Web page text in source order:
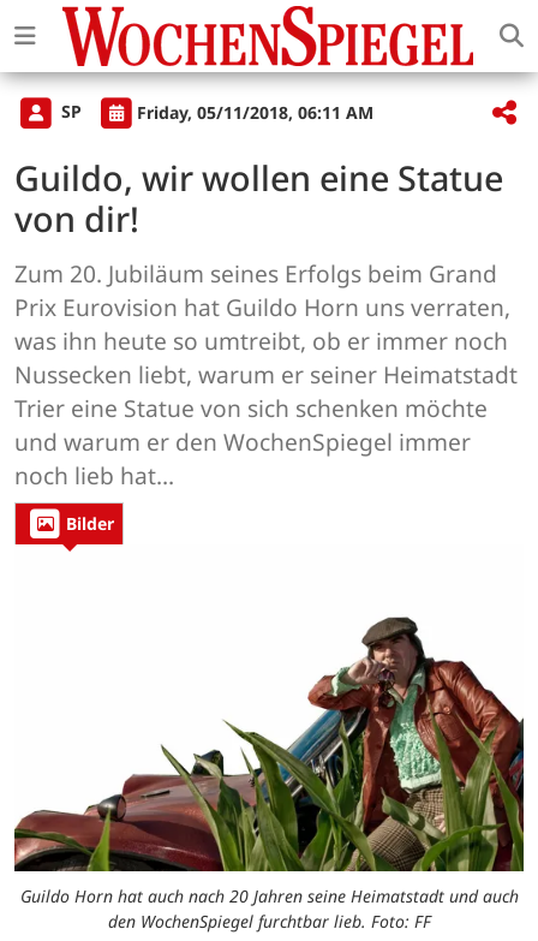
SP Friday, 05/11/2018, 06:11 AM
Guildo, wir wollen eine Statue
von dir!
Zum 20. Jubiläum seines Erfolgs beim Grand
Prix Eurovision hat Guildo Horn uns verraten,
was ihn heute so umtreibt, ob er immer noch
Nussecken liebt, warum er seiner Heimatstadt
Trier eine Statue von sich schenken möchte
und warum er den WochenSpiegel immer
noch lieb hat…
Bilder
Guildo Horn hat auch nach 20 Jahren seine Heimatstadt und auch
den WochenSpiegel furchtbar lieb. Foto: FF